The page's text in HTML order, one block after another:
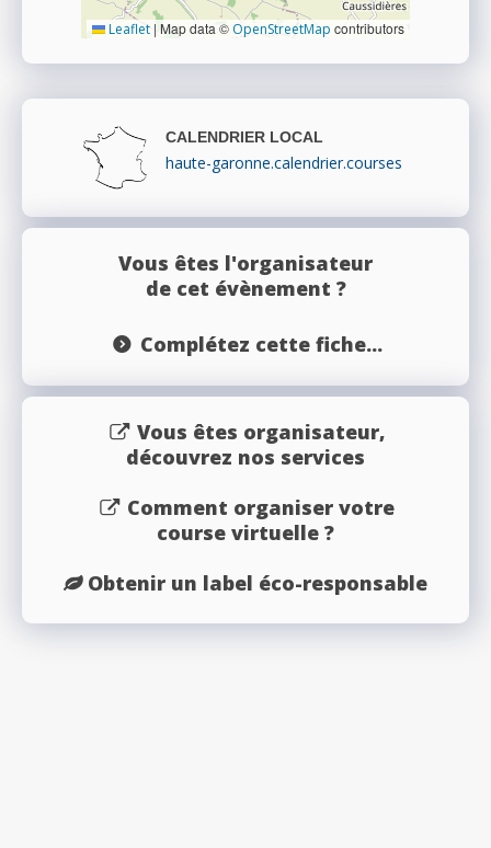
Leaflet | Map data © OpenStreetMap contributors
CALENDRIER LOCAL
haute-garonne.calendrier.courses
Vous êtes l'organisateur
de cet évènement ?
Complétez cette fiche...
Vous êtes organisateur,
découvrez nos services
Comment organiser votre
course virtuelle ?
Obtenir un label éco-responsable